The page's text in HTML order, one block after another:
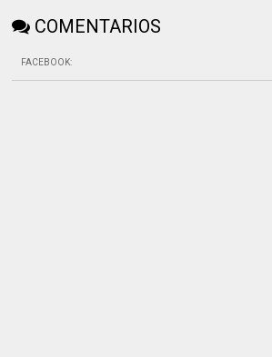
COMENTARIOS
FACEBOOK: